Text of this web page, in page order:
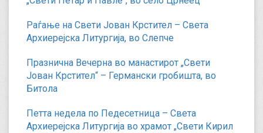
Раѓање на Свети Јован Крстител – Света
Архиерејска Литургија, во Слепче
Празнична Вечерна во манастирот „Свети
Јован Крстител“ – Германски гробишта, во
Битола
Петта недела по Педесетница – Света
Архиерејска Литургија во храмот „Свети Кирил